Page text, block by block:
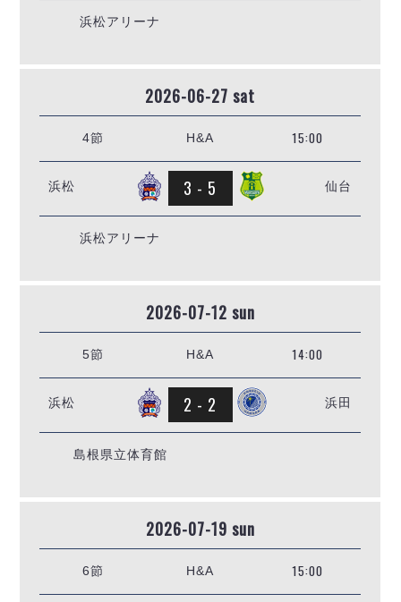
シュライカー大阪
選手の通算記録（Ｆ２）
マルバ水戸FC
リガーレヴィア葛飾
ヴィンセドール白山
ミラクルスマイル新居浜
浜松アリーナ
2026-06-27 sat
4節 H&A 15:00
浜松 3 - 5 仙台
浜松アリーナ
2026-07-12 sun
5節 H&A 14:00
浜松 2 - 2 浜田
島根県立体育館
2026-07-19 sun
6節 H&A 15:00